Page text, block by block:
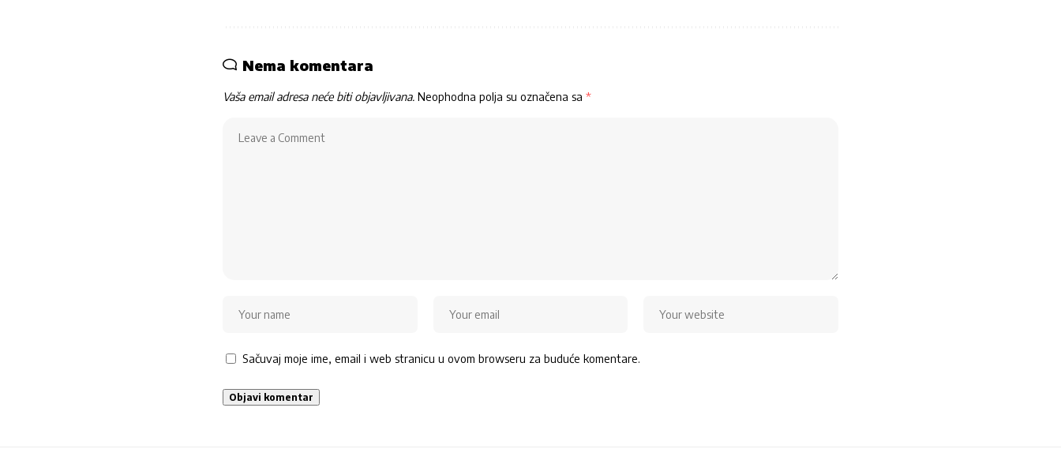
Nema komentara
Vaša email adresa neće biti objavljivana. Neophodna polja su označena sa *
Sačuvaj moje ime, email i web stranicu u ovom browseru za buduće komentare.